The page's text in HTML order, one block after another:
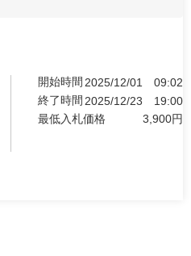
開始時間 2025/12/01
09:02
終了時間 2025/12/23
19:00
最低入札価格
3,900円